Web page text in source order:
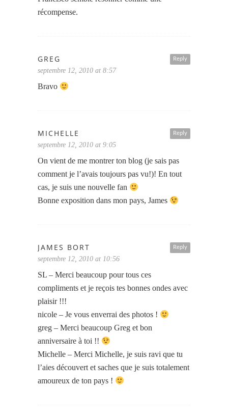
récompense.
Reply
GREG
septembre 12, 2010 at 8:57
Bravo
Reply
MICHELLE
septembre 12, 2010 at 9:05
On vient de me montrer ton blog (je sais pas
comment je l’avais toujours pas vu!)! En tout
cas, je suis une nouvelle fan
Bonne exposition dans mon pays, James
Reply
JAMES BORT
septembre 12, 2010 at 10:56
SL – Merci beaucoup pour tous ces
compliments et je reçois tes bonnes ondes avec
plaisir !!!
nicole – Je vous enverrai des photos !
greg – Merci beaucoup Greg et bon
anniversaire à toi !!
Michelle – Merci Michelle, je suis ravi que tu
l’aies découvert et saches que je suis totalement
amoureux de ton pays !